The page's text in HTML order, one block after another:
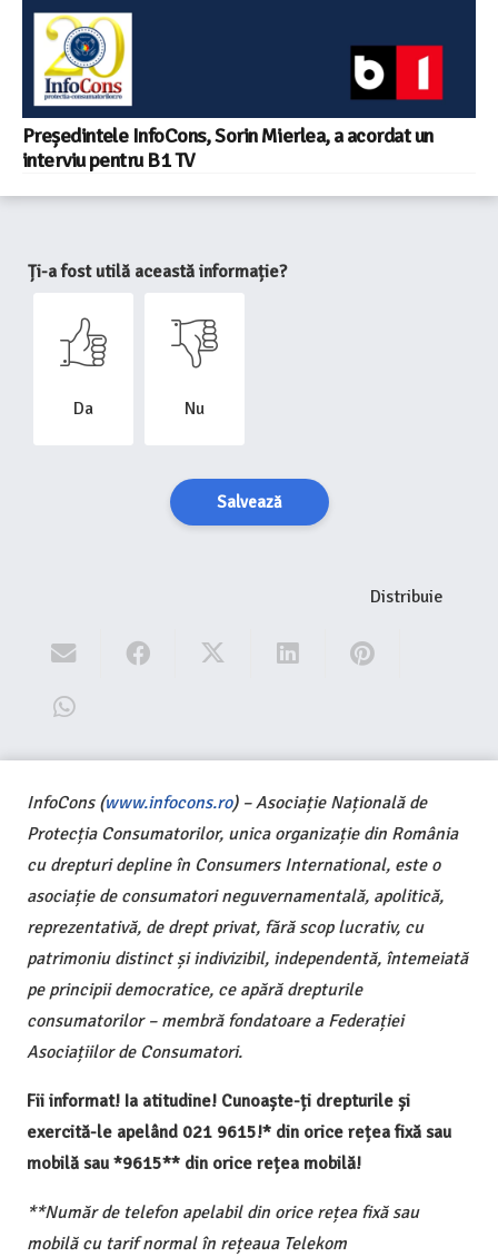
Președintele InfoCons, Sorin Mierlea, a acordat un
interviu pentru B1 TV
Ți-a fost utilă această informație?
Da Nu
Salvează
Distribuie
InfoCons (www.infocons.ro) – Asociație Națională de
Protecția Consumatorilor, unica organizație din România
cu drepturi depline în Consumers International, este o
asociație de consumatori neguvernamentală, apolitică,
reprezentativă, de drept privat, fără scop lucrativ, cu
patrimoniu distinct și indivizibil, independentă, întemeiată
pe principii democratice, ce apără drepturile
consumatorilor – membră fondatoare a Federației
Asociațiilor de Consumatori.
Fii informat! Ia atitudine! Cunoaște-ți drepturile și
exercită-le apelând 021 9615!* din orice rețea fixă sau
mobilă sau *9615** din orice rețea mobilă!
**Număr de telefon apelabil din orice rețea fixă sau
mobilă cu tarif normal în rețeaua Telekom